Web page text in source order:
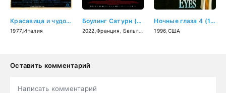
Красавица и чудовище (1977)
1977 ,Италия
Боулинг Сатурн (2022)
2022 ,Франция Бельгия
Ночные глаза 4 (1996)
1996 США
Оставить комментарий
Написать комментарий